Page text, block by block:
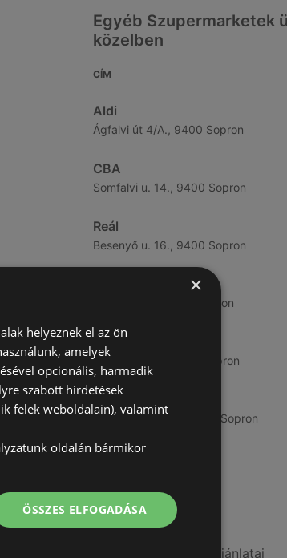
Egyéb Szupermarketek
közelben
CÍM
Aldi
Ágfalvi út 4/A., 9400 Sopron
CBA
Somfalvi u. 14., 9400 Sopron
Reál
Besenyő u. 16., 9400 Sopron
Ibolya út 15., 9400 Sopron
CBA
Bánfalvi u. 14, 9400 Sopron
Lidl
Bánfalvi út 12. 12, 9400 Sopron
A(z) ALDI ajánlatai
A(z) Family Frost ajánlatai
×
helyeznek el az ön
amelyek
opcionális, harmadik
szabott hirdetések
felek weboldalain), valamint
oldalán bármikor
ÖSSZES ELFOGADÁSA